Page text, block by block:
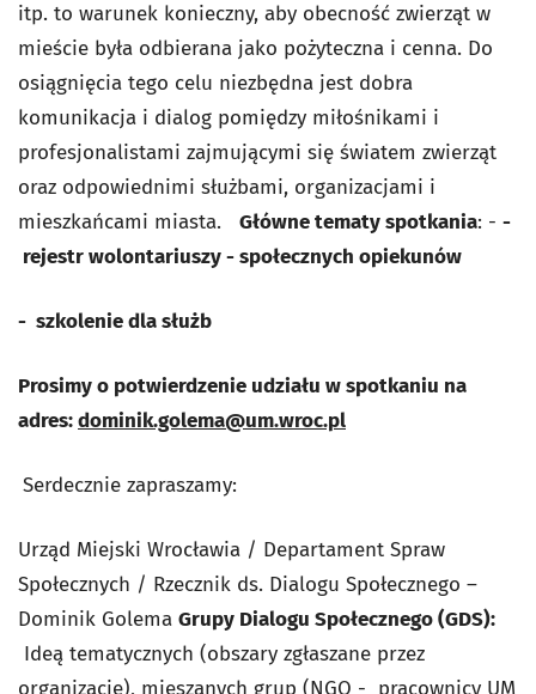
itp. to warunek konieczny, aby obecność zwierząt w
mieście była odbierana jako pożyteczna i cenna. Do
osiągnięcia tego celu niezbędna jest dobra
komunikacja i dialog pomiędzy miłośnikami i
profesjonalistami zajmującymi się światem zwierząt
oraz odpowiednimi służbami, organizacjami i
mieszkańcami miasta. Główne tematy spotkania: - -
rejestr wolontariuszy - społecznych opiekunów
- szkolenie dla służb
Prosimy o potwierdzenie udziału w spotkaniu na
adres:dominik.golema@um.wroc.pl
Serdecznie zapraszamy:
Urząd Miejski Wrocławia / Departament Spraw
Społecznych / Rzecznik ds. Dialogu Społecznego –
Dominik Golema Grupy Dialogu Społecznego (GDS):
Ideą tematycznych (obszary zgłaszane przez
organizacje), mieszanych grup (NGO - pracownicy UM